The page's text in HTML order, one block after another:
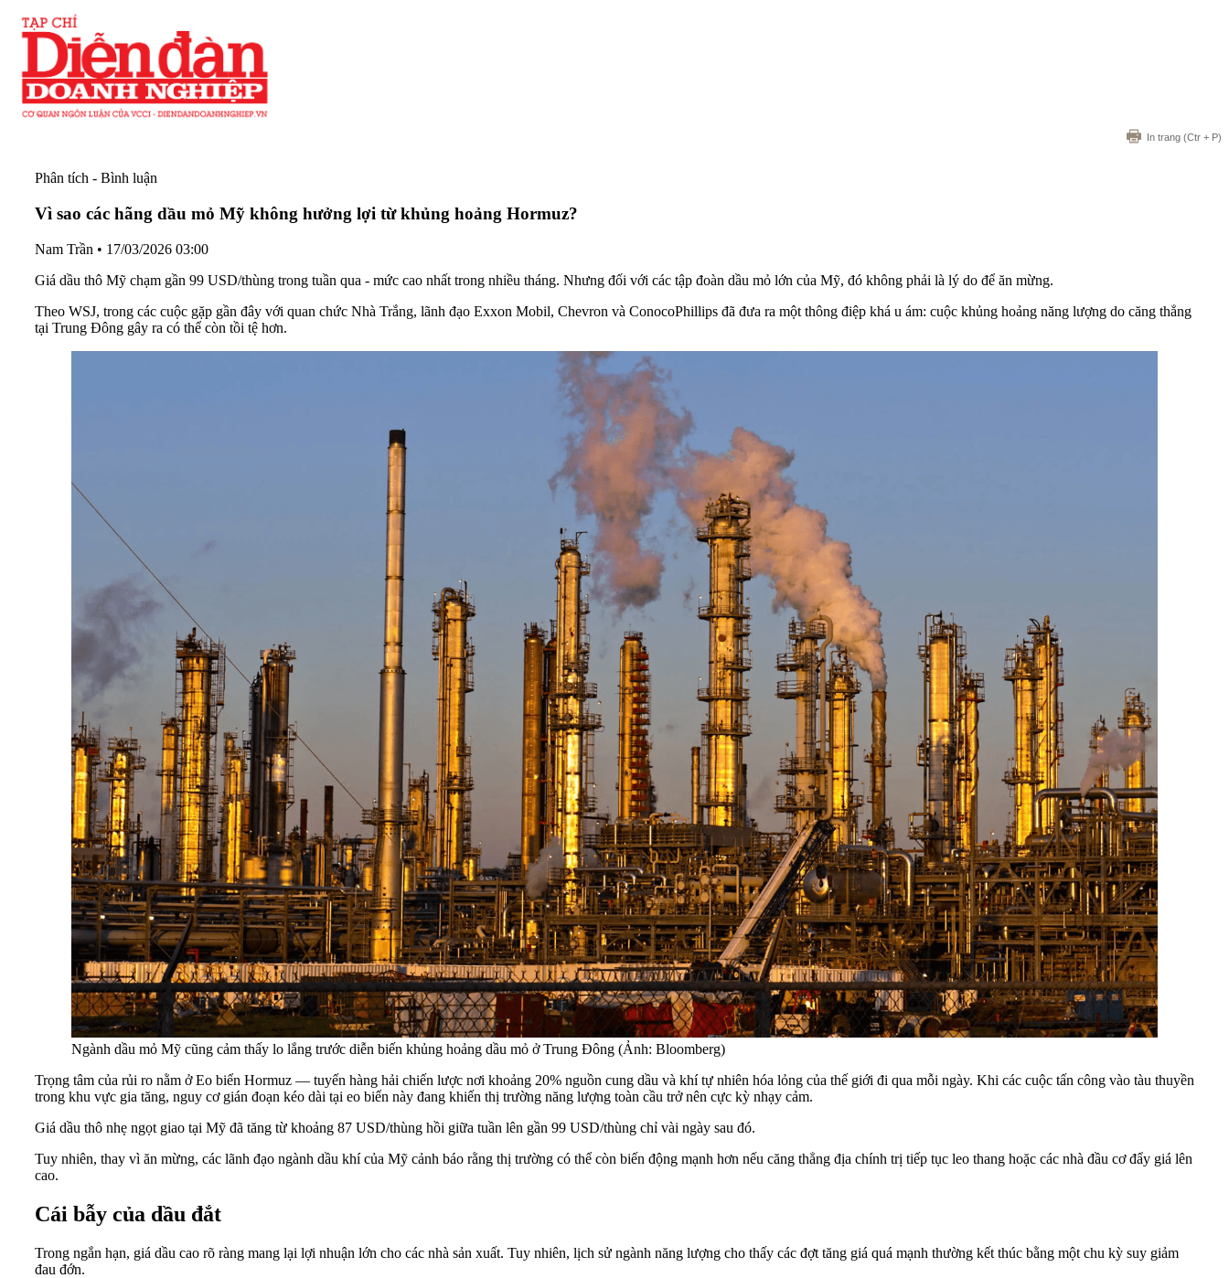
In trang (Ctr + P)
Phân tích - Bình luận
Vì sao các hãng dầu mỏ Mỹ không hưởng lợi từ khủng hoảng Hormuz?
Nam Trần • 17/03/2026 03:00
Giá dầu thô Mỹ chạm gần 99 USD/thùng trong tuần qua - mức cao nhất trong nhiều tháng. Nhưng đối với các tập đoàn dầu mỏ lớn của Mỹ, đó không phải là lý do để ăn mừng.
Theo WSJ, trong các cuộc gặp gần đây với quan chức Nhà Trắng, lãnh đạo Exxon Mobil, Chevron và ConocoPhillips đã đưa ra một thông điệp khá u ám: cuộc khủng hoảng năng lượng do căng thẳng
tại Trung Đông gây ra có thể còn tồi tệ hơn.
Ngành dầu mỏ Mỹ cũng cảm thấy lo lắng trước diễn biến khủng hoảng dầu mỏ ở Trung Đông (Ảnh: Bloomberg)
Trọng tâm của rủi ro nằm ở Eo biển Hormuz — tuyến hàng hải chiến lược nơi khoảng 20% nguồn cung dầu và khí tự nhiên hóa lỏng của thế giới đi qua mỗi ngày. Khi các cuộc tấn công vào tàu thuyền
trong khu vực gia tăng, nguy cơ gián đoạn kéo dài tại eo biển này đang khiến thị trường năng lượng toàn cầu trở nên cực kỳ nhạy cảm.
Giá dầu thô nhẹ ngọt giao tại Mỹ đã tăng từ khoảng 87 USD/thùng hồi giữa tuần lên gần 99 USD/thùng chỉ vài ngày sau đó.
Tuy nhiên, thay vì ăn mừng, các lãnh đạo ngành dầu khí của Mỹ cảnh báo rằng thị trường có thể còn biến động mạnh hơn nếu căng thẳng địa chính trị tiếp tục leo thang hoặc các nhà đầu cơ đẩy giá lên
cao.
Cái bẫy của dầu đắt
Trong ngắn hạn, giá dầu cao rõ ràng mang lại lợi nhuận lớn cho các nhà sản xuất. Tuy nhiên, lịch sử ngành năng lượng cho thấy các đợt tăng giá quá mạnh thường kết thúc bằng một chu kỳ suy giảm
đau đớn.